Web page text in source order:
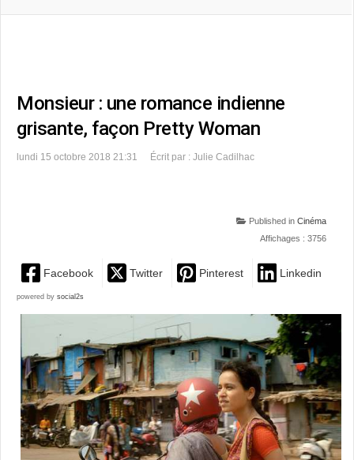
Monsieur : une romance indienne
grisante, façon Pretty Woman
lundi 15 octobre 2018 21:31 Écrit par : Julie Cadilhac
Published in Cinéma
Affichages : 3756
Facebook Twitter Pinterest Linkedin
powered by social2s